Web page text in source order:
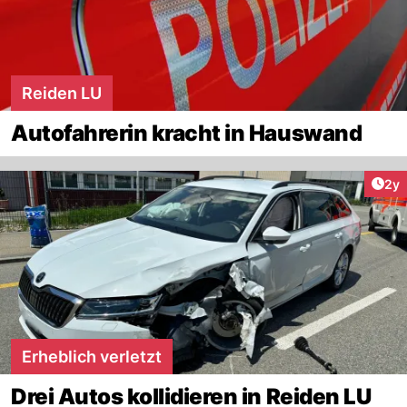
Reiden LU
Autofahrerin kracht in Hauswand
2y
Erheblich verletzt
Drei Autos kollidieren in Reiden LU